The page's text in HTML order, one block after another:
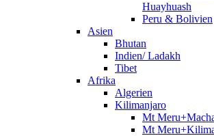
Huayhuash
Peru & Bolivien
Asien
Bhutan
Indien/ Ladakh
Tibet
Afrika
Algerien
Kilimanjaro
Mt
Mt